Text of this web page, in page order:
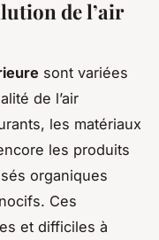
de l’air
sont variées
de l’air
les matériaux
les produits
organiques
Ces
et difficiles à